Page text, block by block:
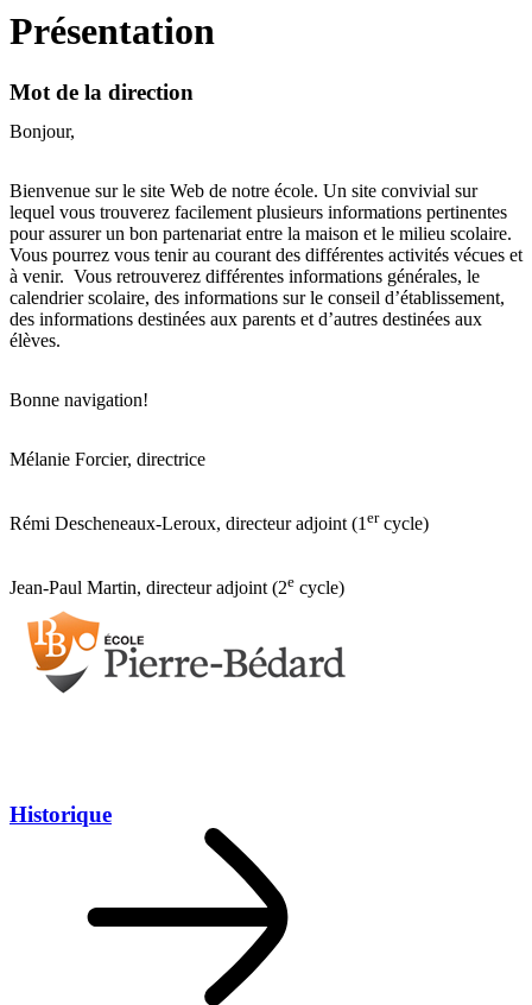
Présentation
Mot de la direction
Bonjour,
Bienvenue sur le site Web de notre école. Un site convivial sur
lequel vous trouverez facilement plusieurs informations pertinentes
pour assurer un bon partenariat entre la maison et le milieu scolaire.
Vous pourrez vous tenir au courant des différentes activités vécues et
à venir. Vous retrouverez différentes informations générales, le
calendrier scolaire, des informations sur le conseil d’établissement,
des informations destinées aux parents et d’autres destinées aux
élèves.
Bonne navigation!
Mélanie Forcier, directrice
Rémi Descheneaux-Leroux, directeur adjoint (1 ercycle)
Jean-Paul Martin, directeur adjoint (2e cycle)
Historique